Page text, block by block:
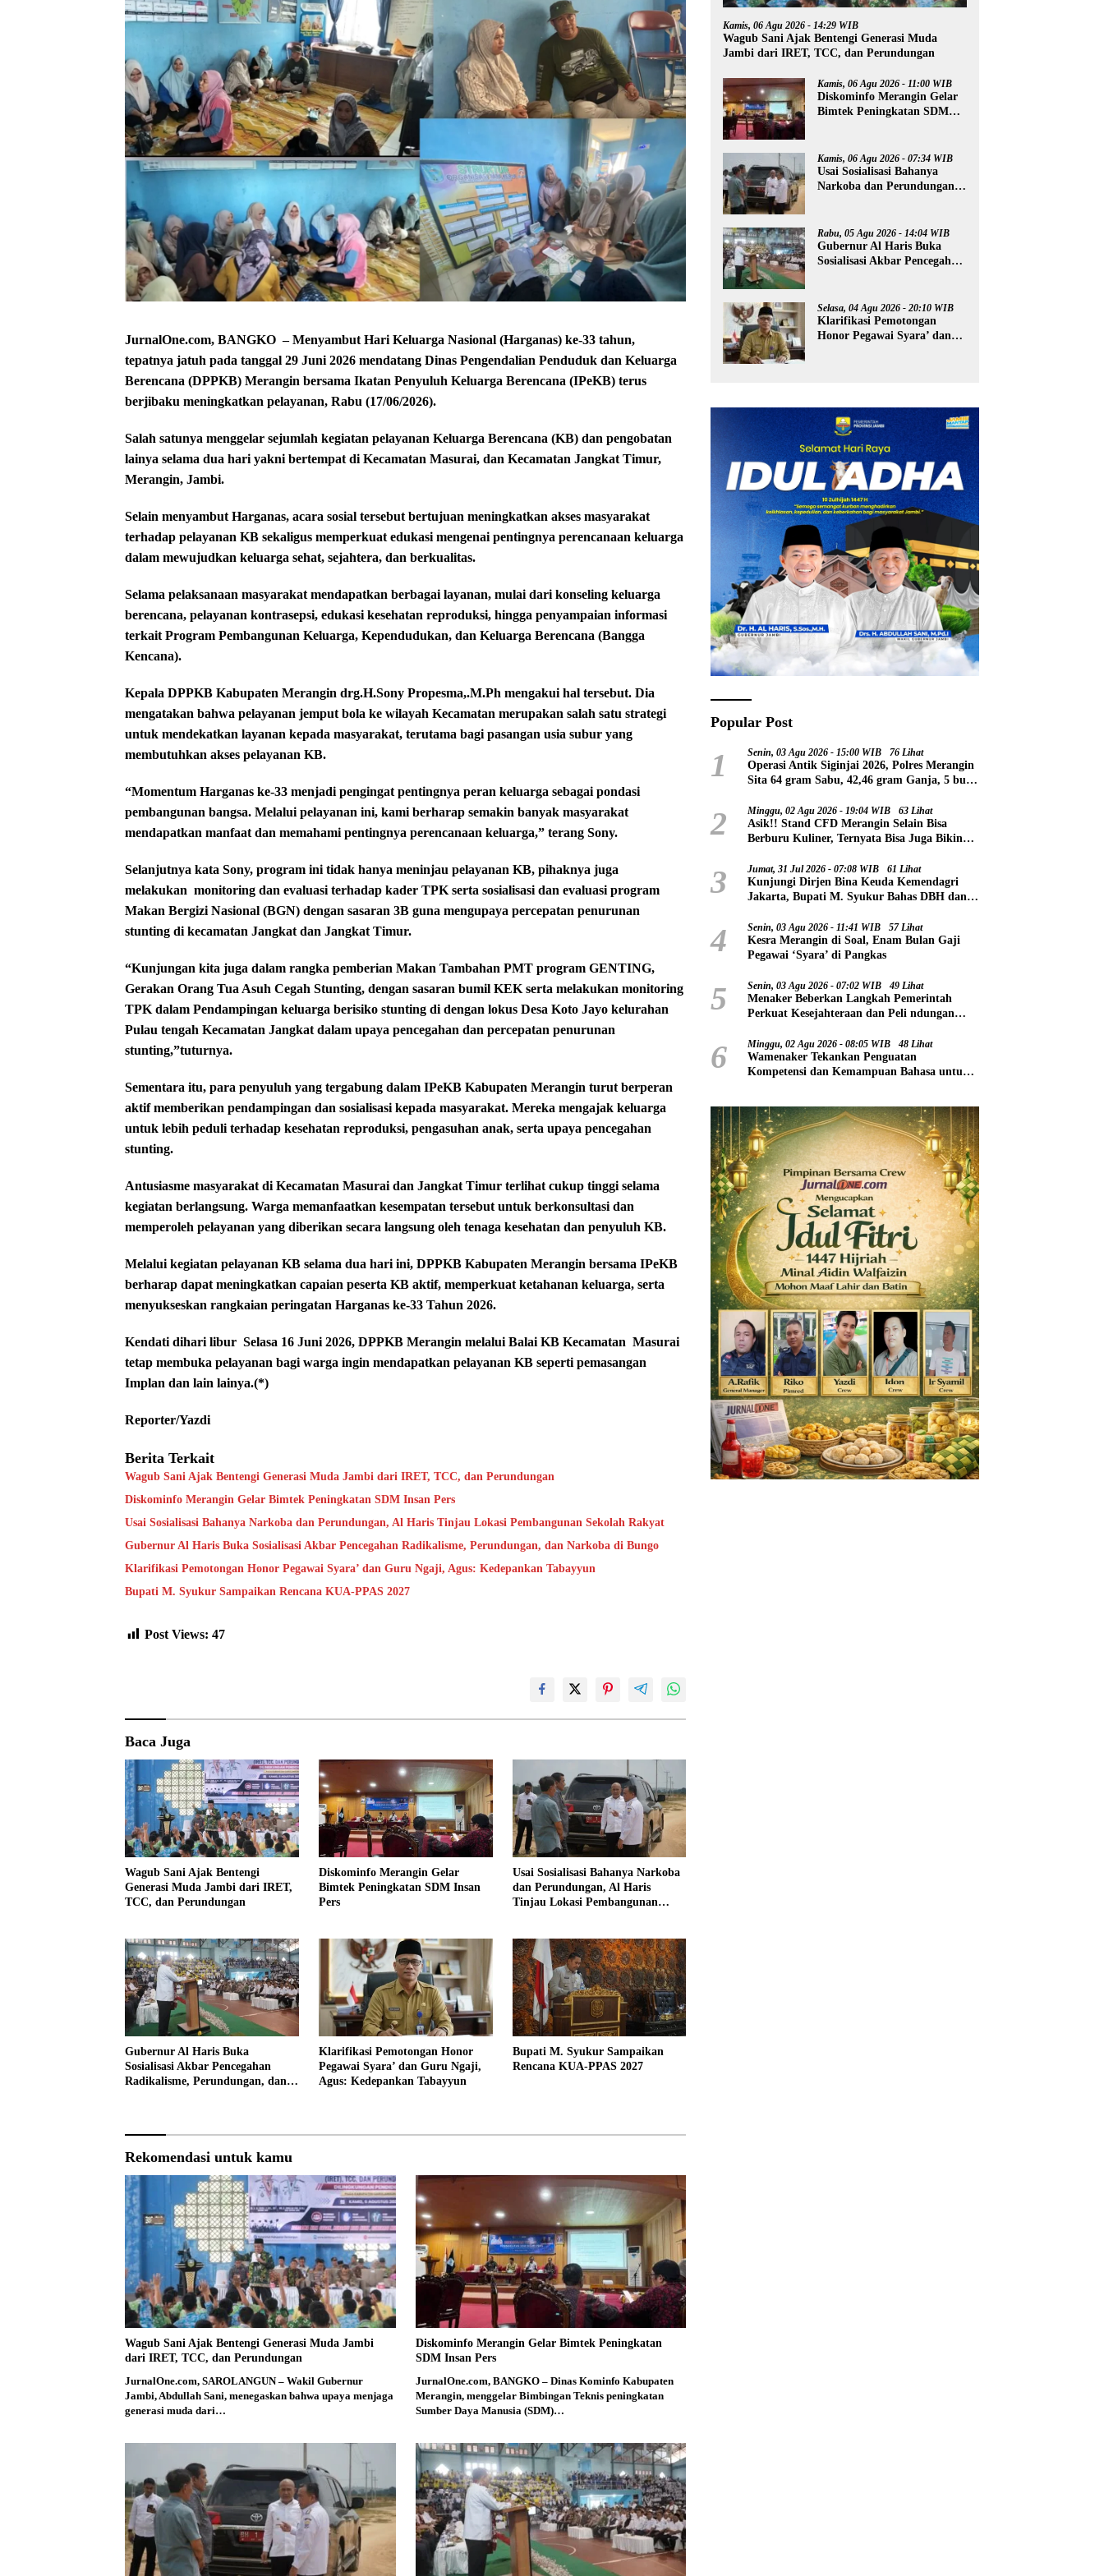
JurnalOne.com, BANGKO – Menyambut Hari Keluarga Nasional (Harganas) ke-33 tahun,
tepatnya jatuh pada tanggal 29 Juni 2026 mendatang Dinas Pengendalian Penduduk dan Keluarga
Berencana (DPPKB) Merangin bersama Ikatan Penyuluh Keluarga Berencana (IPeKB) terus
berjibaku meningkatkan pelayanan, Rabu (17/06/2026).
Salah satunya menggelar sejumlah kegiatan pelayanan Keluarga Berencana (KB) dan pengobatan
lainya selama dua hari yakni bertempat di Kecamatan Masurai, dan Kecamatan Jangkat Timur,
Merangin, Jambi.
Selain menyambut Harganas, acara sosial tersebut bertujuan meningkatkan akses masyarakat
terhadap pelayanan KB sekaligus memperkuat edukasi mengenai pentingnya perencanaan keluarga
dalam mewujudkan keluarga sehat, sejahtera, dan berkualitas.
Selama pelaksanaan masyarakat mendapatkan berbagai layanan, mulai dari konseling keluarga
berencana, pelayanan kontrasepsi, edukasi kesehatan reproduksi, hingga penyampaian informasi
terkait Program Pembangunan Keluarga, Kependudukan, dan Keluarga Berencana (Bangga
Kencana).
Kepala DPPKB Kabupaten Merangin drg.H.Sony Propesma,.M.Ph mengakui hal tersebut. Dia
mengatakan bahwa pelayanan jemput bola ke wilayah Kecamatan merupakan salah satu strategi
untuk mendekatkan layanan kepada masyarakat, terutama bagi pasangan usia subur yang
membutuhkan akses pelayanan KB.
“Momentum Harganas ke-33 menjadi pengingat pentingnya peran keluarga sebagai pondasi
pembangunan bangsa. Melalui pelayanan ini, kami berharap semakin banyak masyarakat
mendapatkan manfaat dan memahami pentingnya perencanaan keluarga,” terang Sony.
Selanjutnya kata Sony, program ini tidak hanya meninjau pelayanan KB, pihaknya juga
melakukan monitoring dan evaluasi terhadap kader TPK serta sosialisasi dan evaluasi program
Makan Bergizi Nasional (BGN) dengan sasaran 3B guna mengupaya percepatan penurunan
stunting di kecamatan Jangkat dan Jangkat Timur.
“Kunjungan kita juga dalam rangka pemberian Makan Tambahan PMT program GENTING,
Gerakan Orang Tua Asuh Cegah Stunting, dengan sasaran bumil KEK serta melakukan monitoring
TPK dalam Pendampingan keluarga berisiko stunting di dengan lokus Desa Koto Jayo kelurahan
Pulau tengah Kecamatan Jangkat dalam upaya pencegahan dan percepatan penurunan
stunting,”tuturnya.
Sementara itu, para penyuluh yang tergabung dalam IPeKB Kabupaten Merangin turut berperan
aktif memberikan pendampingan dan sosialisasi kepada masyarakat. Mereka mengajak keluarga
untuk lebih peduli terhadap kesehatan reproduksi, pengasuhan anak, serta upaya pencegahan
stunting.
Antusiasme masyarakat di Kecamatan Masurai dan Jangkat Timur terlihat cukup tinggi selama
kegiatan berlangsung. Warga memanfaatkan kesempatan tersebut untuk berkonsultasi dan
memperoleh pelayanan yang diberikan secara langsung oleh tenaga kesehatan dan penyuluh KB.
Melalui kegiatan pelayanan KB selama dua hari ini, DPPKB Kabupaten Merangin bersama IPeKB
berharap dapat meningkatkan capaian peserta KB aktif, memperkuat ketahanan keluarga, serta
menyukseskan rangkaian peringatan Harganas ke-33 Tahun 2026.
Kendati dihari libur Selasa 16 Juni 2026, DPPKB Merangin melalui Balai KB Kecamatan Masurai
tetap membuka pelayanan bagi warga ingin mendapatkan pelayanan KB seperti pemasangan
Implan dan lain lainya.(*)
Reporter/Yazdi
Berita Terkait
Wagub Sani Ajak Bentengi Generasi Muda Jambi dari IRET, TCC, dan Perundungan
Diskominfo Merangin Gelar Bimtek Peningkatan SDM Insan Pers
Usai Sosialisasi Bahanya Narkoba dan Perundungan, Al Haris Tinjau Lokasi Pembangunan Sekolah Rakyat
Gubernur Al Haris Buka Sosialisasi Akbar Pencegahan Radikalisme, Perundungan, dan Narkoba di Bungo
Klarifikasi Pemotongan Honor Pegawai Syara’ dan Guru Ngaji, Agus: Kedepankan Tabayyun
Bupati M. Syukur Sampaikan Rencana KUA-PPAS 2027
Post Views: 47
Baca Juga
Wagub Sani Ajak Bentengi
Generasi Muda Jambi dari IRET,
TCC, dan Perundungan
Diskominfo Merangin Gelar
Bimtek Peningkatan SDM Insan
Pers
Usai Sosialisasi Bahanya Narkoba
dan Perundungan, Al Haris
Tinjau Lokasi Pembangunan
Gubernur Al Haris Buka
Sosialisasi Akbar Pencegahan
Radikalisme, Perundungan, dan
Klarifikasi Pemotongan Honor
Pegawai Syara’ dan Guru Ngaji,
Agus: Kedepankan Tabayyun
Bupati M. Syukur Sampaikan
Rencana KUA-PPAS 2027
Rekomendasi untuk kamu
Wagub Sani Ajak Bentengi Generasi Muda Jambi
dari IRET, TCC, dan Perundungan
JurnalOne.com, SAROLANGUN – Wakil Gubernur
Jambi, Abdullah Sani, menegaskan bahwa upaya menjaga
generasi muda dari…
Diskominfo Merangin Gelar Bimtek Peningkatan
SDM Insan Pers
JurnalOne.com, BANGKO – Dinas Kominfo Kabupaten
Merangin, menggelar Bimbingan Teknis peningkatan
Sumber Daya Manusia (SDM)…
Kamis, 06 Agu 2026 - 14:29 WIB
Wagub Sani Ajak Bentengi Generasi Muda
Jambi dari IRET, TCC, dan Perundungan
Kamis, 06 Agu 2026 - 11:00 WIB
Diskominfo Merangin Gelar
Bimtek Peningkatan SDM
Kamis, 06 Agu 2026 - 07:34 WIB
Usai Sosialisasi Bahanya
Narkoba dan Perundungan,
Rakyat
Rabu, 05 Agu 2026 - 14:04 WIB
Gubernur Al Haris Buka
Sosialisasi Akbar Pencegahan
Selasa, 04 Agu 2026 - 20:10 WIB
Klarifikasi Pemotongan
Honor Pegawai Syara’ dan
Popular Post
1 Senin, 03 Agu 2026 - 15:00 WIB 76 Lihat
Operasi Antik Siginjai 2026, Polres Merangin
Sita 64 gram Sabu, 42,46 gram Ganja, 5 butir
2 Minggu, 02 Agu 2026 - 19:04 WIB 63 Lihat
Asik!! Stand CFD Merangin Selain Bisa
Berburu Kuliner, Ternyata Bisa Juga Bikin
3 Jumat, 31 Jul 2026 - 07:08 WIB 61 Lihat
Kunjungi Dirjen Bina Keuda Kemendagri
Jakarta, Bupati M. Syukur Bahas DBH dan
4 Senin, 03 Agu 2026 - 11:41 WIB 57 Lihat
Kesra Merangin di Soal, Enam Bulan Gaji
Pegawai ‘Syara’ di Pangkas
5 Senin, 03 Agu 2026 - 07:02 WIB 49 Lihat
Menaker Beberkan Langkah Pemerintah
Perkuat Kesejahteraan dan Peli ndungan
6 Minggu, 02 Agu 2026 - 08:05 WIB 48 Lihat
Wamenaker Tekankan Penguatan
Kompetensi dan Kemampuan Bahasa untuk